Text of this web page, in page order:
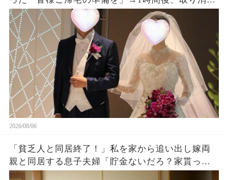
になった結婚式に息子夫婦は半狂乱になった
2026/08/06
「貧乏人と同居終了！」私を家から追い出し嫁両
親と同居する息子夫婦「貯金ないだろ？家貰った
ら用済みでーすw」1週間後、息子から100件鬼電